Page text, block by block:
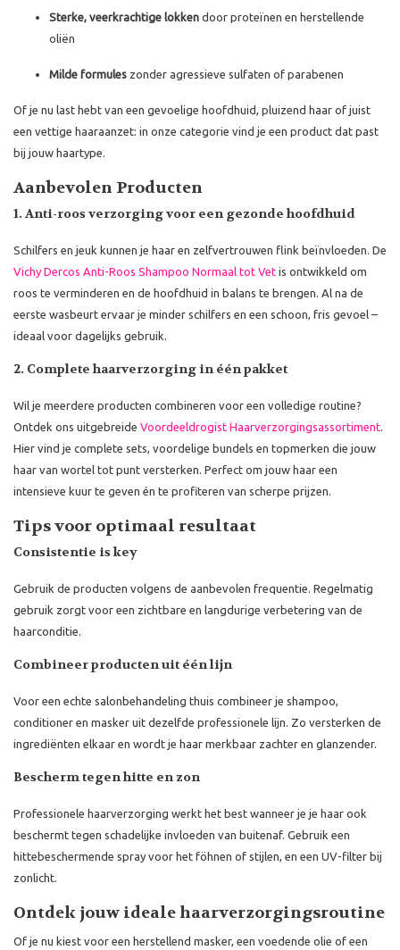
Sterke, veerkrachtige lokken door proteïnen en herstellende
oliën
Milde formules zonder agressieve sulfaten of parabenen
Of je nu last hebt van een gevoelige hoofdhuid, pluizend haar of juist
een vettige haaraanzet: in onze categorie vind je een product dat past
bij jouw haartype.
Aanbevolen Producten
1. Anti-roos verzorging voor een gezonde hoofdhuid
Schilfers en jeuk kunnen je haar en zelfvertrouwen flink beïnvloeden. De
Vichy Dercos Anti-Roos Shampoo Normaal tot Vet is ontwikkeld om
roos te verminderen en de hoofdhuid in balans te brengen. Al na de
eerste wasbeurt ervaar je minder schilfers en een schoon, fris gevoel –
ideaal voor dagelijks gebruik.
2. Complete haarverzorging in één pakket
Wil je meerdere producten combineren voor een volledige routine?
Ontdek ons uitgebreide Voordeeldrogist Haarverzorgingsassortiment
Hier vind je complete sets, voordelige bundels en topmerken die jouw
haar van wortel tot punt versterken. Perfect om jouw haar een
intensieve kuur te geven én te profiteren van scherpe prijzen.
Tips voor optimaal resultaat
Consistentie is key
Gebruik de producten volgens de aanbevolen frequentie. Regelmatig
gebruik zorgt voor een zichtbare en langdurige verbetering van de
haarconditie.
Combineer producten uit één lijn
Voor een echte salonbehandeling thuis combineer je shampoo,
conditioner en masker uit dezelfde professionele lijn. Zo versterken de
ingrediënten elkaar en wordt je haar merkbaar zachter en glanzender.
Bescherm tegen hitte en zon
Professionele haarverzorging werkt het best wanneer je je haar ook
beschermt tegen schadelijke invloeden van buitenaf. Gebruik een
hittebeschermende spray voor het föhnen of stijlen, en een UV-filter bij
zonlicht.
Ontdek jouw ideale haarverzorgingsroutine
Of je nu kiest voor een herstellend masker, een voedende olie of een